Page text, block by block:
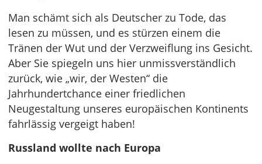
Man schämt sich als Deutscher zu Tode, das
lesen zu müssen, und es stürzen einem die
Tränen der Wut und der Verzweiflung ins Gesicht.
Aber Sie spiegeln uns hier unmissverständlich
zurück, wie „wir, der Westen“ die
Jahrhundertchance einer friedlichen
Neugestaltung unseres europäischen Kontinents
fahrlässig vergeigt haben!
Russland wollte nach Europa